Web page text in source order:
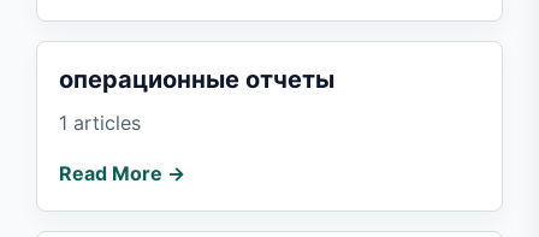
операционные отчеты
1 articles
Read More →